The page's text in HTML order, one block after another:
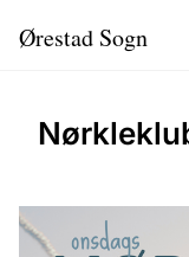
Ørestad Sogn